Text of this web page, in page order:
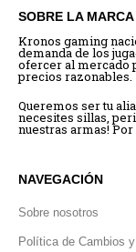
SOBRE LA MARCA
Kronos gaming
demanda de los
ofercer al mercado
precios razonables.
Queremos ser tu
necesites sillas,
nuestras armas! Por
NAVEGACIÓN
Sobre nosotros
Política de Cambios